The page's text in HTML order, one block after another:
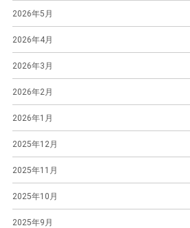
2026年5月
2026年4月
2026年3月
2026年2月
2026年1月
2025年12月
2025年11月
2025年10月
2025年9月